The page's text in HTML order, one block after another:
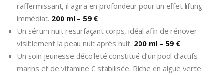
raffermissant, il agira en profondeur pour un effet lifting
immédiat. 200 ml – 59 €
Un sérum nuit resurfaçant corps, idéal afin de rénover
visiblement la peau nuit après nuit. 200 ml – 59 €
Un soin jeunesse décolleté constitué d’un pool d’actifs
marins et de vitamine C stabilisée. Riche en algue verte